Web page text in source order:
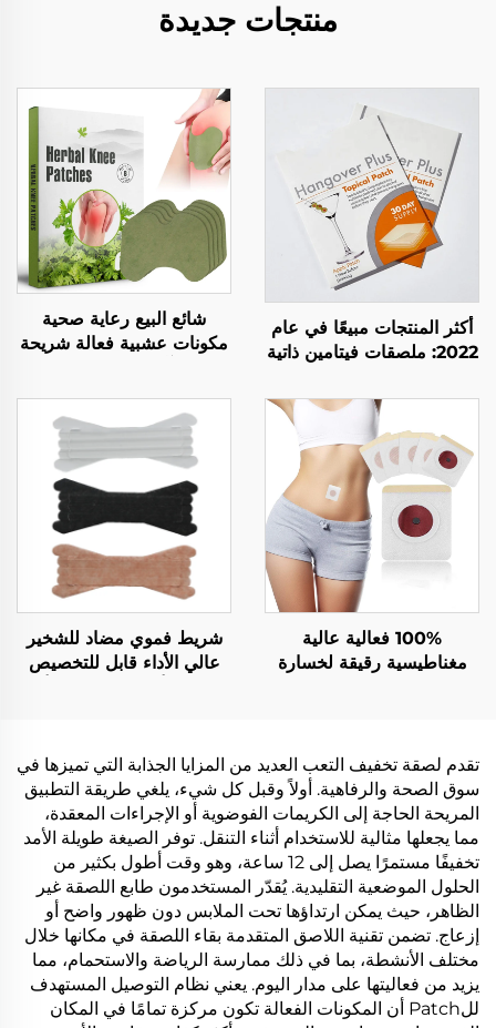
منتجات جديدة
أكثر المنتجات مبيعًا في عام
2022: ملصقات فيتامين ذاتية
من أعراض شرب الكحول
وتحسن النوم والتركيز
شائع البيع رعاية صحية
مكونات عشبية فعالة شريحة
100% فعالية عالية
مغناطيسية رقيقة لخسارة
شريط فموي مضاد للشخير
عالي الأداء قابل للتخصيص
تقدم لصقة تخفيف التعب العديد من المزايا الجذابة التي تميزها في
سوق الصحة والرفاهية. أولاً وقبل كل شيء، يلغي طريقة التطبيق
المريحة الحاجة إلى الكريمات الفوضوية أو الإجراءات المعقدة،
مما يجعلها مثالية للاستخدام أثناء التنقل. توفر الصيغة طويلة الأمد
تخفيفًا مستمرًا يصل إلى 12 ساعة، وهو وقت أطول بكثير من
الحلول الموضعية التقليدية. يُقدّر المستخدمون طابع اللصقة غير
الظاهر، حيث يمكن ارتداؤها تحت الملابس دون ظهور واضح أو
إزعاج. تضمن تقنية اللاصق المتقدمة بقاء اللصقة في مكانها خلال
مختلف الأنشطة، بما في ذلك ممارسة الرياضة والاستحمام، مما
يزيد من فعاليتها على مدار اليوم. يعني نظام التوصيل المستهدف
للPatch أن المكونات الفعالة تكون مركزة تمامًا في المكان